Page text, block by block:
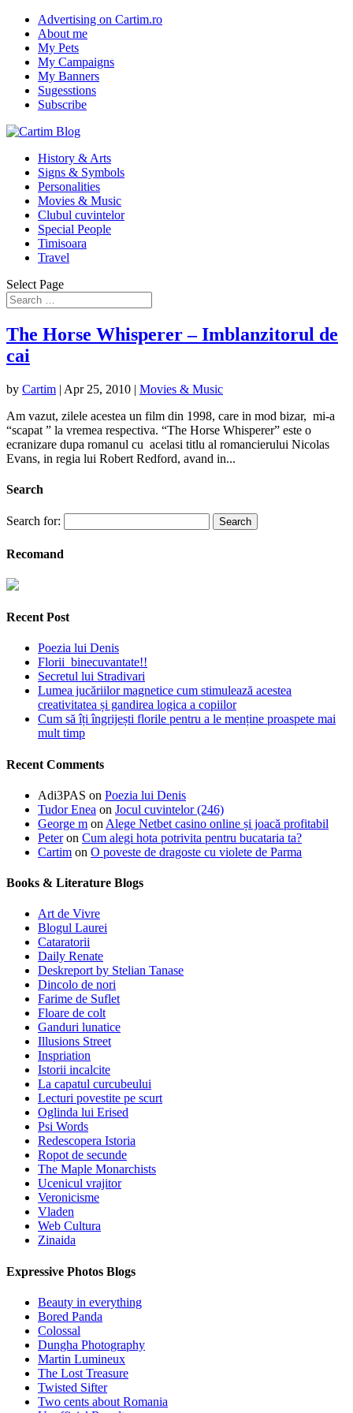
Advertising on Cartim.ro
About me
My Pets
My Campaigns
My Banners
Sugesstions
Subscribe
History & Arts
Signs & Symbols
Personalities
Movies & Music
Clubul cuvintelor
Special People
Timisoara
Travel
Select Page
The Horse Whisperer – Imblanzitorul de
cai
by Cartim | Apr 25, 2010 | Movies & Music
Am vazut, zilele acestea un film din 1998, care in mod bizar, mi-a
“scapat ” la vremea respectiva. “The Horse Whisperer” este o
ecranizare dupa romanul cu acelasi titlu al romancierului Nicolas
Evans, in regia lui Robert Redford, avand in...
Search
Search for:
Recomand
Recent Post
Poezia lui Denis
Florii binecuvantate!!
Secretul lui Stradivari
Lumea jucăriilor magnetice cum stimulează acestea
creativitatea și gandirea logica a copiilor
Cum să îți îngrijești florile pentru a le menține proaspete mai
mult timp
Recent Comments
Adi3PAS on Poezia lui Denis
Tudor Enea on Jocul cuvintelor (246)
George m on Alege Netbet casino online și joacă profitabil
Peteron Cum alegi hota potrivita pentru bucataria ta?
Cartim on O poveste de dragoste cu violete de Parma
Books & Literature Blogs
Art de Vivre
Blogul Laurei
Cataratorii
Daily Renate
Deskreport by Stelian Tanase
Dincolo de nori
Farime de Suflet
Floare de colt
Ganduri lunatice
Illusions Street
Inspriation
Istorii incalcite
La capatul curcubeului
Lecturi povestite pe scurt
Oglinda lui Erised
Psi Words
Redescopera Istoria
Ropot de secunde
The Maple Monarchists
Ucenicul vrajitor
Veronicisme
Vladen
Web Cultura
Zinaida
Expressive Photos Blogs
Beauty in everything
Bored Panda
Colossal
Dungha Photography
Martin Lumineux
The Lost Treasure
Twisted Sifter
Two cents about Romania